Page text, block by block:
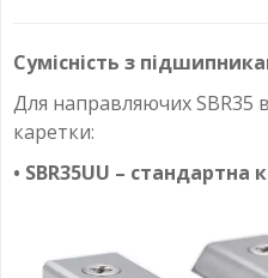
Сумісність з
Для направляючих SBR35
каретки:
• SBR35UU – стандартна